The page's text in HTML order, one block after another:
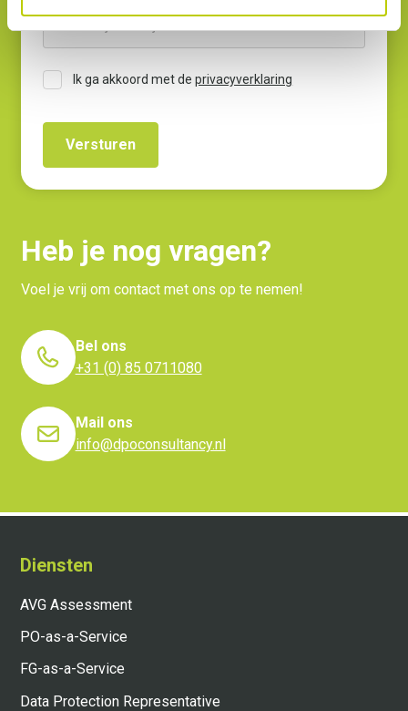
Ik ga akkoord met deprivacyverklaring
Heb je nog vragen?
Voel je vrij om contact met ons op te nemen!
Bel ons
+31 (0) 85 0711080
Mail ons
info@dpoconsultancy.nl
Diensten
AVG Assessment
PO-as-a-Service
FG-as-a-Service
Data Protection Representative